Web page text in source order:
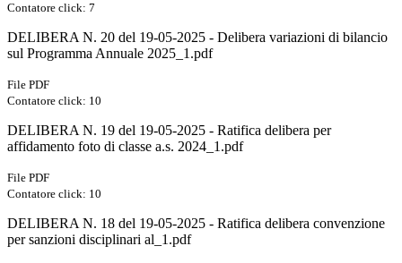
Contatore click: 7
DELIBERA N. 20 del 19-05-2025 - Delibera variazioni di bilancio
sul Programma Annuale 2025_1.pdf
File PDF
Contatore click: 10
DELIBERA N. 19 del 19-05-2025 - Ratifica delibera per
affidamento foto di classe a.s. 2024_1.pdf
File PDF
Contatore click: 10
DELIBERA N. 18 del 19-05-2025 - Ratifica delibera convenzione
per sanzioni disciplinari al_1.pdf